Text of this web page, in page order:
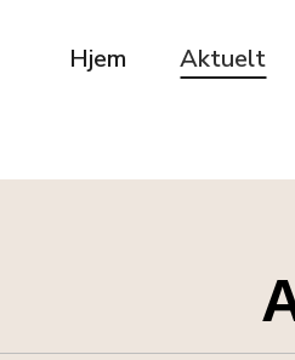
Hjem Aktuelt